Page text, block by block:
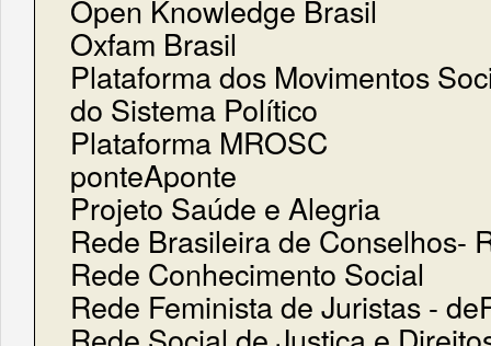
Open Knowledge Brasil
Oxfam Brasil
Plataforma dos Movimentos
do Sistema Político
Plataforma MROSC
ponteAponte
Projeto Saúde e Alegria
Rede Brasileira de Conselhos-
Rede Conhecimento Social
Rede Feminista de Juristas -